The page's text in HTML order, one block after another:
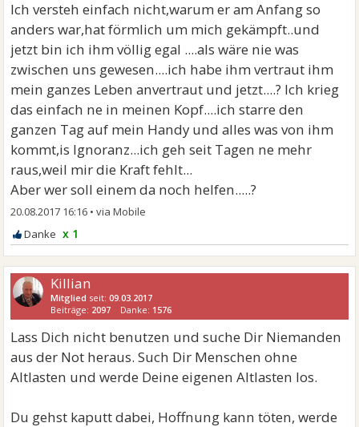
Ich versteh einfach nicht,warum er am Anfang so
anders war,hat förmlich um mich gekämpft..und
jetzt bin ich ihm völlig egal ....als wäre nie was
zwischen uns gewesen....ich habe ihm vertraut ihm
mein ganzes Leben anvertraut und jetzt....? Ich krieg
das einfach ne in meinen Kopf....ich starre den
ganzen Tag auf mein Handy und alles was von ihm
kommt,is Ignoranz...ich geh seit Tagen ne mehr
raus,weil mir die Kraft fehlt...
Aber wer soll einem da noch helfen.....?
20.08.2017 16:16 •
x 1
Killian
Mitglied seit:09.03.2017
Beiträge: 2097 Danke: 1576
Lass Dich nicht benutzen und suche Dir Niemanden
aus der Not heraus. Such Dir Menschen ohne
Altlasten und werde Deine eigenen Altlasten los.
Du gehst kaputt dabei, Hoffnung kann töten, werde